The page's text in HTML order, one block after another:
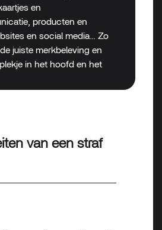
en
producten en
en social media… Zo
juiste merkbeleving en
in het hoofd en het
van een straf